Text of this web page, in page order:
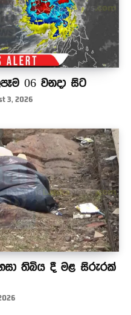
06 වනදා සිට
3, 2026
තිබිය දී මළ සිරුරක්